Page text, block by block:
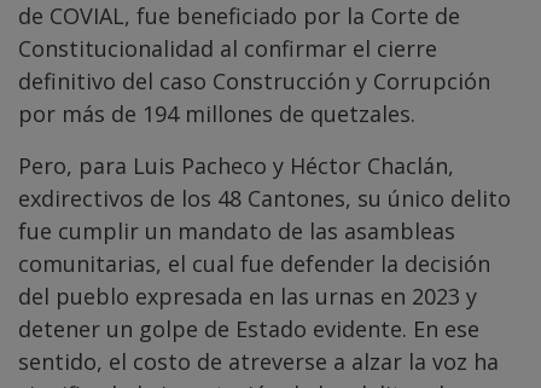
de COVIAL, fue beneficiado por la Corte de
Constitucionalidad al confirmar el cierre
definitivo del caso Construcción y Corrupción
por más de 194 millones de quetzales.
Pero, para Luis Pacheco y Héctor Chaclán,
exdirectivos de los 48 Cantones, su único delito
fue cumplir un mandato de las asambleas
comunitarias, el cual fue defender la decisión
del pueblo expresada en las urnas en 2023 y
detener un golpe de Estado evidente. En ese
sentido, el costo de atreverse a alzar la voz ha